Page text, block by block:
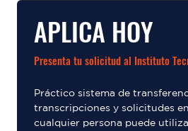
APLICA HOY
Presenta tu solicitud al Instituto
Práctico sistema de
transcripciones y solicitudes
cualquier persona puede